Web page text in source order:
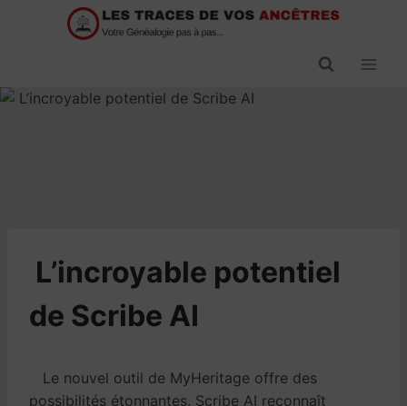
​L’incroyable potentiel
de Scribe AI
Le nouvel outil de MyHeritage offre des
possibilités étonnantes. Scribe AI reconnaît